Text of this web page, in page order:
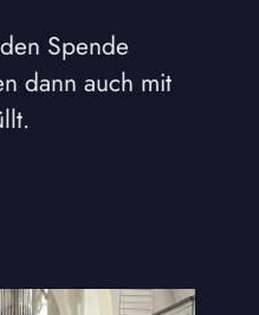
Spende
dann auch mit